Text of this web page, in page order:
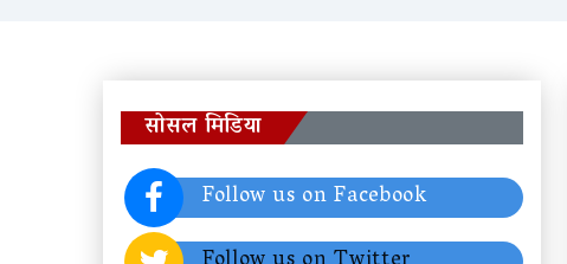
सोसल मिडिया
Follow us on Facebook